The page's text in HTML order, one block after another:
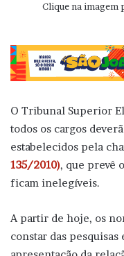
Clique na imagem
O Tribunal Superior
todos os cargos
estabelecidos pela
135/2010), que prevê
ficam inelegíveis.
A partir de hoje, os
constar das